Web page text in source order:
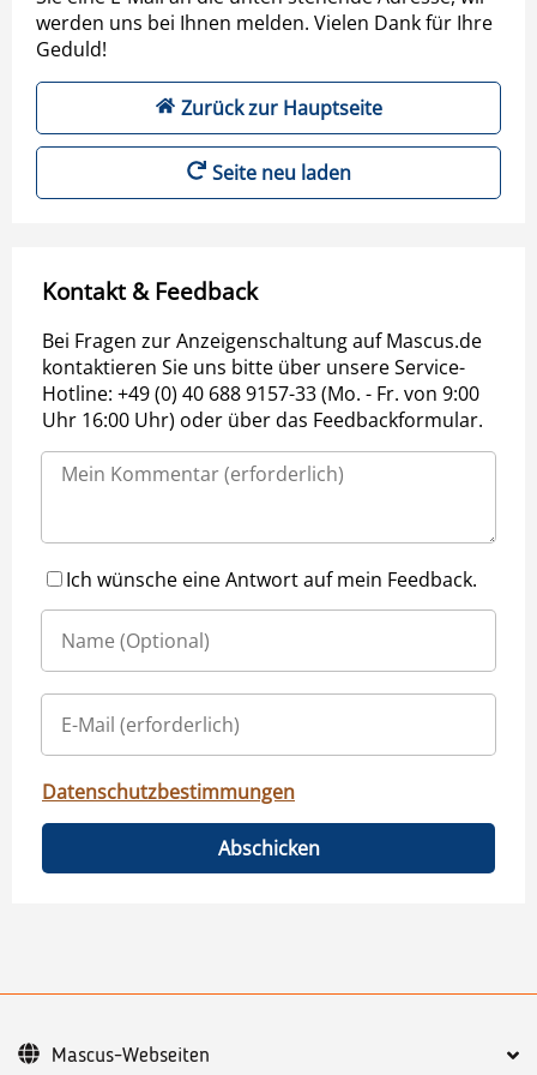
werden uns bei Ihnen melden. Vielen Dank für Ihre
Geduld!
Zurück zur Hauptseite
Seite neu laden
Kontakt & Feedback
Bei Fragen zur Anzeigenschaltung auf Mascus.de
kontaktieren Sie uns bitte über unsere Service-
Hotline: +49 (0) 40 688 9157-33 (Mo. - Fr. von 9:00
Uhr 16:00 Uhr) oder über das Feedbackformular.
Ich wünsche eine Antwort auf mein Feedback.
Datenschutzbestimmungen
Abschicken
Mascus-Webseiten